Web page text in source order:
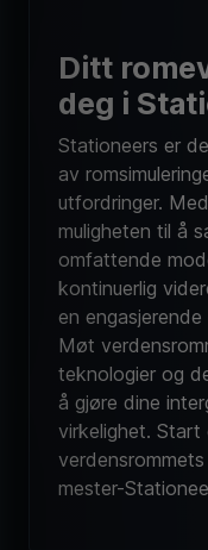
Ditt
deg i
Stationeers er
av
utfordringer.
muligheten til å
omfattende
kontinuerlig
en
Møt
teknologier og
å gjøre dine
virkelighet.
mester-